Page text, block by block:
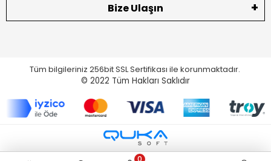
Bize Ulaşın
Tüm bilgileriniz 256bit SSL Sertifikası ile korunmaktadır.
© 2022 Tüm Hakları Saklıdır